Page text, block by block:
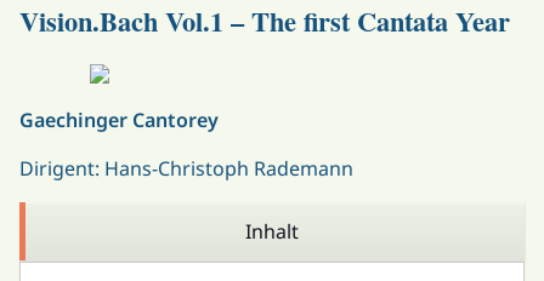
Vision.Bach Vol.1 – The first Cantata Year
Gaechinger Cantorey
Dirigent: Hans-Christoph Rademann
Inhalt